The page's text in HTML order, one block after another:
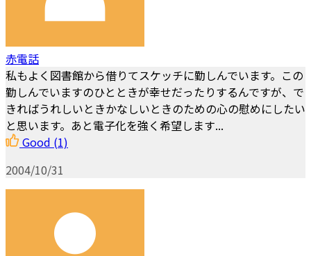
赤電話
私もよく図書館から借りてスケッチに勤しんでいます。この
勤しんでいますのひとときが幸せだったりするんですが、で
きればうれしいときかなしいときのための心の慰めにしたい
と思います。あと電子化を強く希望します...
Good (1)
2004/10/31